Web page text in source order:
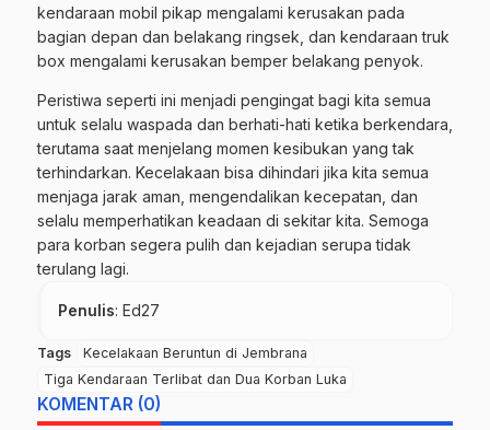
kendaraan mobil pikap mengalami kerusakan pada
bagian depan dan belakang ringsek, dan kendaraan truk
box mengalami kerusakan bemper belakang penyok.
Peristiwa seperti ini menjadi pengingat bagi kita semua
untuk selalu waspada dan berhati-hati ketika berkendara,
terutama saat menjelang momen kesibukan yang tak
terhindarkan. Kecelakaan bisa dihindari jika kita semua
menjaga jarak aman, mengendalikan kecepatan, dan
selalu memperhatikan keadaan di sekitar kita. Semoga
para korban segera pulih dan kejadian serupa tidak
terulang lagi.
Penulis: Ed27
Tags
Kecelakaan Beruntun di Jembrana
Tiga Kendaraan Terlibat dan Dua Korban Luka
KOMENTAR (0)